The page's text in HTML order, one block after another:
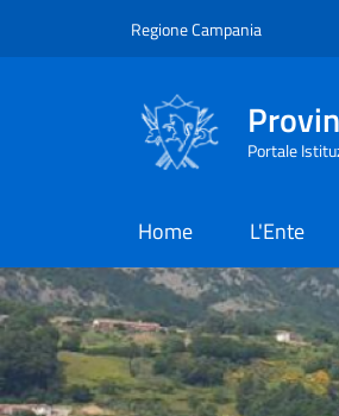
Regione Campania
Portale
Home L'Ente
Provincia di